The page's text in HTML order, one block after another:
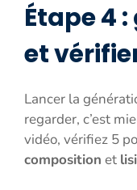
Étape 4
et
Lancer la
regarder, c’est
vidéo, vérifiez 5
composition et